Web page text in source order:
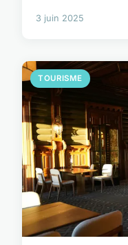
3 juin 2025
TOURISME